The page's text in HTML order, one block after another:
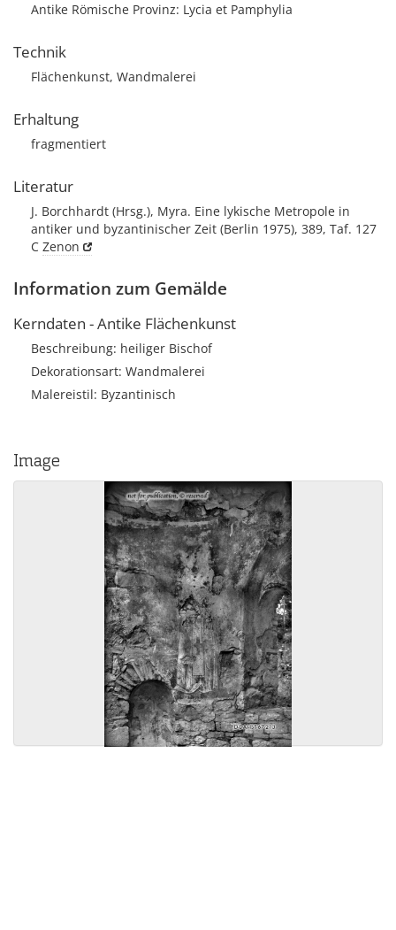
Antike Römische Provinz: Lycia et Pamphylia
Technik
Flächenkunst, Wandmalerei
Erhaltung
fragmentiert
Literatur
J. Borchhardt (Hrsg.), Myra. Eine lykische Metropole in
antiker und byzantinischer Zeit (Berlin 1975), 389, Taf. 127
C Zenon
Information zum Gemälde
Kerndaten - Antike Flächenkunst
Beschreibung: heiliger Bischof
Dekorationsart: Wandmalerei
Malereistil: Byzantinisch
Image